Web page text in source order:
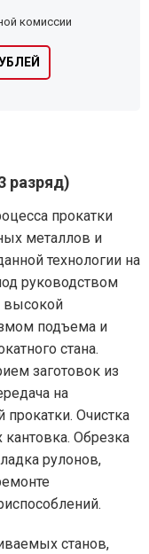
комиссии
разряд)
прокатки
металлов и
технологии на
руководством
высокой
подъема и
стана.
заготовок из
на
Очистка
Обрезка
рулонов,
станов,